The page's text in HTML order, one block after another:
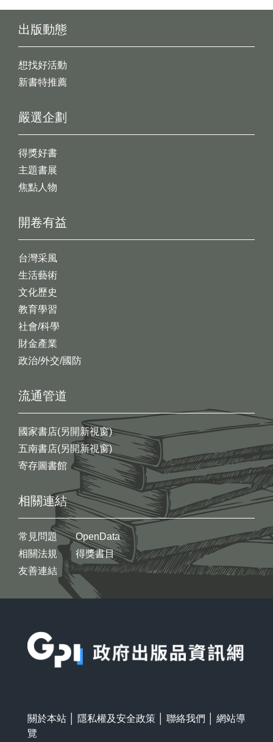
出版動態
想找好活動
新書特推薦
開卷有益
台灣采風
生活藝術
文化歷史
教育學習
社會/科學
財金產業
政治/外交/國防
嚴選企劃
得獎好書
主題書展
焦點人物
流通管道
國家書店(另開新視窗)
五南書店(另開新視窗)
寄存圖書館
相關連結
常見問題
相關法規
友善連結
OpenData
得獎書目
關於本站 隱私權及安全政策 聯絡我們
網站導
覽